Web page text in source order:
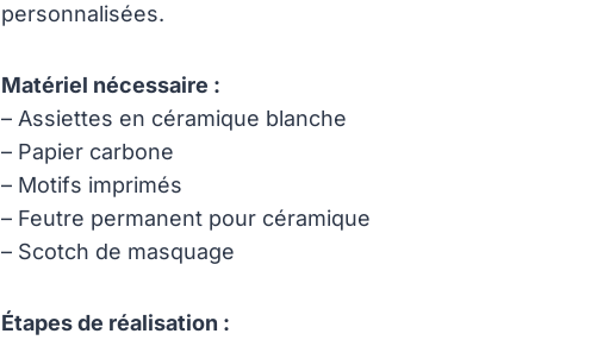
personnalisées.
Matériel nécessaire :
– Assiettes en céramique blanche
– Papier carbone
– Motifs imprimés
– Feutre permanent pour céramique
– Scotch de masquage
Étapes de réalisation :